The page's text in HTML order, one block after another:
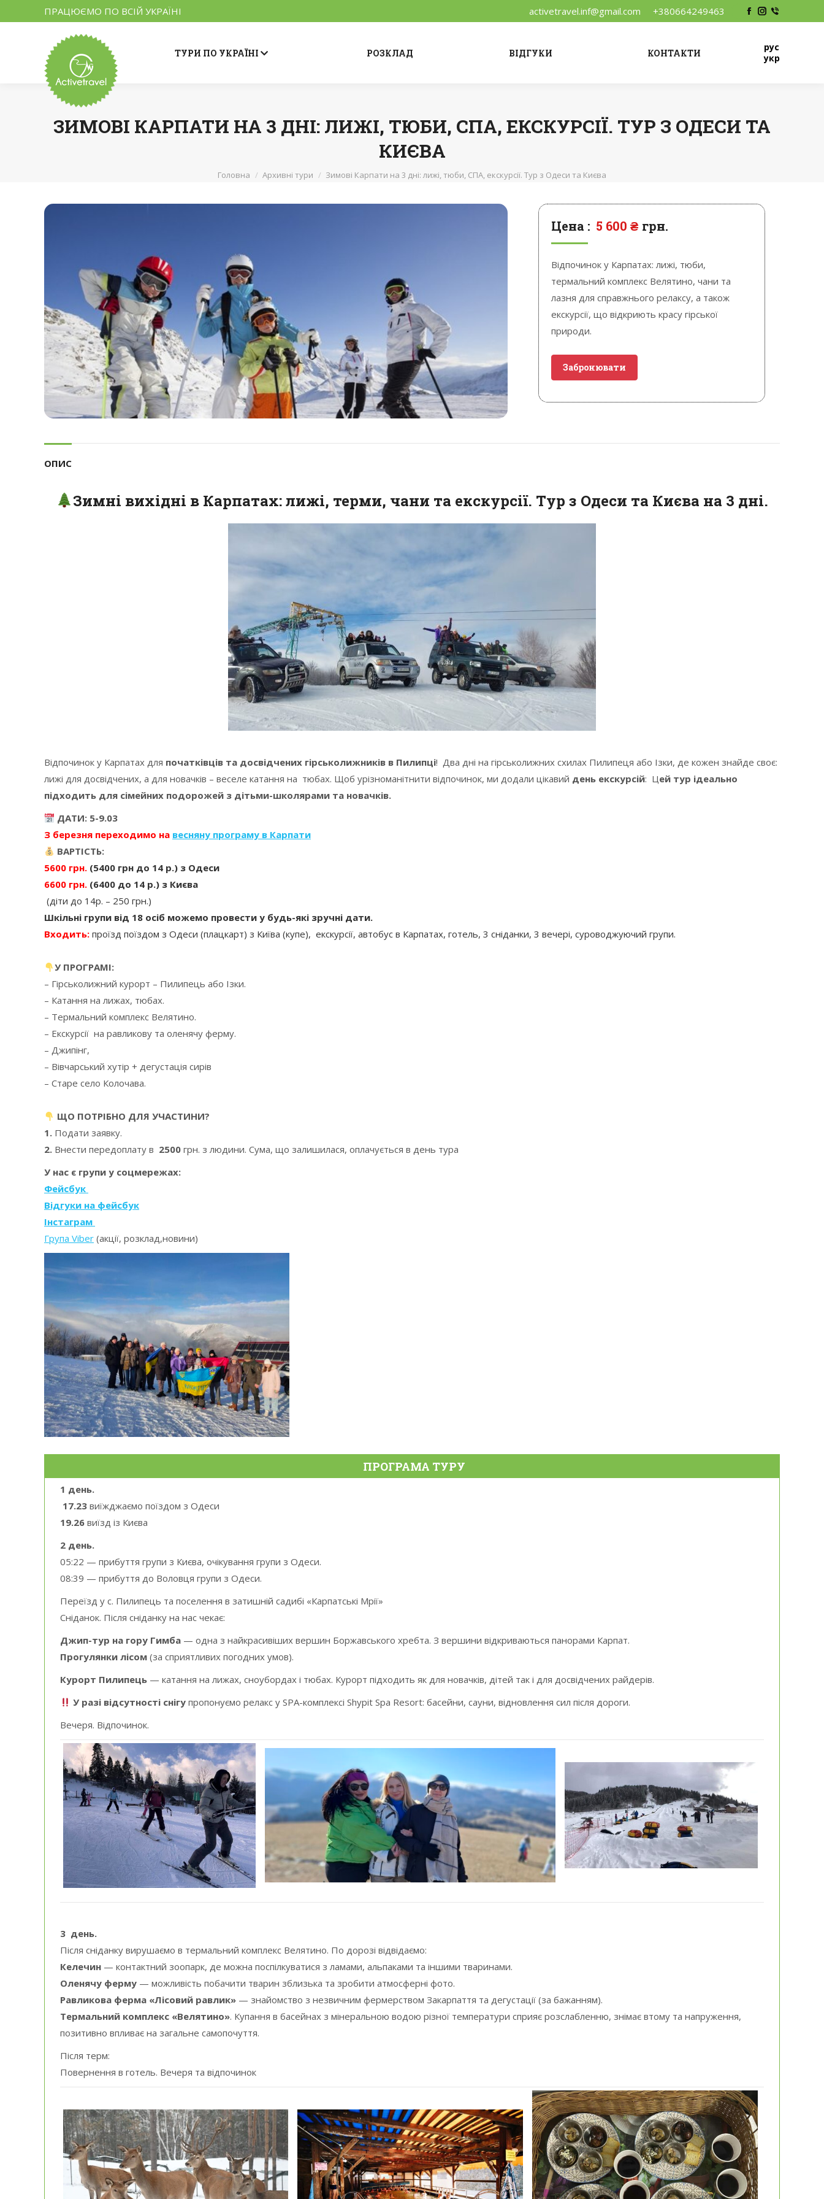
ПРАЦЮЄМО ПО ВСІЙ УКРАЇНІ activetravel.inf@gmail.com +380664249463 Facebook
Instagram
Viber
ТУРИ ПО УКРАЇНІ РОЗКЛАД ВІДГУКИ КОНТАКТИ
рус
укр
ЗИМОВІ КАРПАТИ НА 3 ДНІ: ЛИЖІ, ТЮБИ, СПА, ЕКСКУРСІЇ. ТУР З ОДЕСИ ТА
КИЄВА
Головна Архивні тури Зимові Карпати на 3 дні: лижі, тюби, СПА, екскурсії. Тур з Одеси та Києва
Цена : 5 600 ₴ грн.
Відпочинок у Карпатах: лижі, тюби,
термальний комплекс Велятино, чани та
лазня для справжнього релаксу, а також
екскурсії, що відкриють красу гірської
природи.
Забронювати
ОПИС
Зимні вихідні в Карпатах: лижі, терми, чани та екскурсії. Тур з Одеси та Києва на 3 дні.
Відпочинок у Карпатах для початківців та досвідчених гірськолижників в Пилипці! Два дні на гірськолижних схилах Пилипеця або Ізки, де кожен знайде своє:
лижі для досвідчених, а для новачків – веселе катання на тюбах. Щоб урізноманітнити відпочинок, ми додали цікавий день екскурсій: Цей тур ідеально
підходить для сімейних подорожей з дітьми-школярами та новачків.
ДАТИ: 5-9.03
З березня переходимо на весняну програму в Карпати
ВАРТІСТЬ:
5600 грн. (5400 грн до 14 р.) з Одеси
6600 грн. (6400 до 14 р.) з Києва
(діти до 14р. – 250 грн.)
Шкільні групи від 18 осіб можемо провести у будь-які зручні дати.
Входить: проїзд поїздом з Одеси (плацкарт) з Київа (купе), екскурсії, автобус в Карпатах, готель, 3 сніданки, 3 вечері, суроводжуючий групи.
У ПРОГРАМІ:
– Гірськолижний курорт – Пилипець або Ізки.
– Катання на лижах, тюбах.
– Термальний комплекс Велятино.
– Екскурсії на равликову та оленячу ферму.
– Джипінг,
– Вівчарський хутір + дегустація сирів
– Старе село Колочава.
ЩО ПОТРІБНО ДЛЯ УЧАСТИНИ?
1. Подати заявку.
2. Внести передоплату в 2500 грн. з людини. Сума, що залишилася, оплачується в день тура
У нас є групи у соцмережах:
Фейсбук
Відгуки на фейсбук
Інстаграм
Група Viber (акції, розклад,новини)
ПРОГРАМА ТУРУ
1 день.
17.23 виїжджаємо поїздом з Одеси
19.26 виїзд із Києва
2 день.
05:22 — прибуття групи з Києва, очікування групи з Одеси.
08:39 — прибуття до Воловця групи з Одеси.
Переїзд у с. Пилипець та поселення в затишній садибі «Карпатські Мрії»
Сніданок. Після сніданку на нас чекає:
Джип-тур на гору Гимба — одна з найкрасивіших вершин Боржавського хребта. З вершини відкриваються панорами Карпат.
Прогулянки лісом (за сприятливих погодних умов).
Курорт Пилипець — катання на лижах, сноубордах і тюбах. Курорт підходить як для новачків, дітей так і для досвідчених райдерів.
У разі відсутності снігу пропонуємо релакс у SPA-комплексі Shypit Spa Resort: басейни, сауни, відновлення сил після дороги.
Вечеря. Відпочинок.
3 день.
Після сніданку вирушаємо в термальний комплекс Велятино. По дорозі відвідаємо:
Келечин — контактний зоопарк, де можна поспілкуватися з ламами, альпаками та іншими тваринами.
Оленячу ферму — можливість побачити тварин зблизька та зробити атмосферні фото.
Равликова ферма «Лісовий равлик» — знайомство з незвичним фермерством Закарпаття та дегустації (за бажанням).
Термальний комплекс «Велятино». Купання в басейнах з мінеральною водою різної температури сприяє розслабленню, знімає втому та напруження,
позитивно впливає на загальне самопочуття.
Після терм:
Повернення в готель. Вечеря та відпочинок